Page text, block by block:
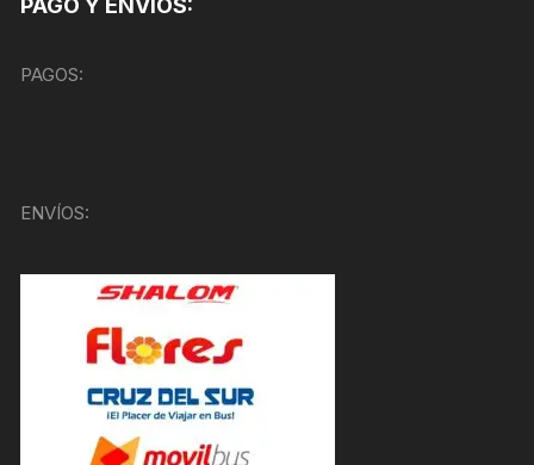
PAGOS:
ENVÍOS: